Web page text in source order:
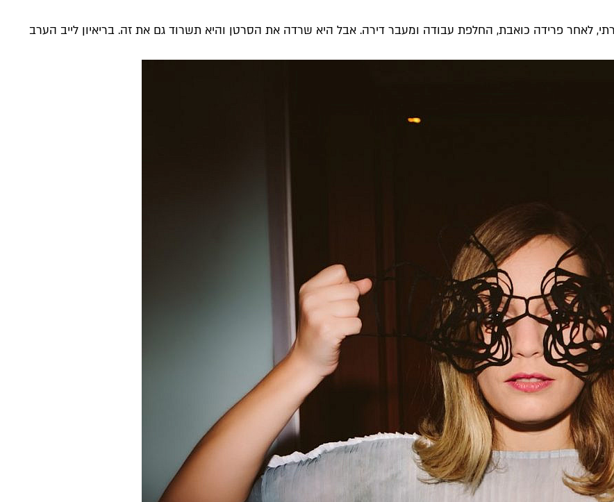
לאחר פרידה כואבת, החלפת עבודה ומעבר דירה. אבל היא שרדה את הסרטן והיא תשרוד גם את זה. בריאיון לייב הערב